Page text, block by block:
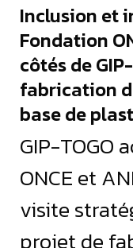
Inclusion et
Fondation
côtés de
fabrication
base de
GIP-TOGO
ONCE et
visite
projet de